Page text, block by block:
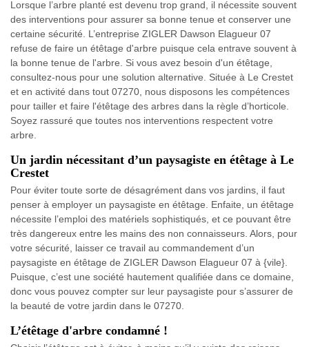
Lorsque l’arbre planté est devenu trop grand, il nécessite souvent
des interventions pour assurer sa bonne tenue et conserver une
certaine sécurité. L’entreprise ZIGLER Dawson Elagueur 07
refuse de faire un étêtage d'arbre puisque cela entrave souvent à
la bonne tenue de l'arbre. Si vous avez besoin d'un étêtage,
consultez-nous pour une solution alternative. Située à Le Crestet
et en activité dans tout 07270, nous disposons les compétences
pour tailler et faire l'étêtage des arbres dans la règle d’horticole.
Soyez rassuré que toutes nos interventions respectent votre
arbre.
Un jardin nécessitant d’un paysagiste en étêtage à Le
Crestet
Pour éviter toute sorte de désagrément dans vos jardins, il faut
penser à employer un paysagiste en étêtage. Enfaite, un étêtage
nécessite l’emploi des matériels sophistiqués, et ce pouvant être
très dangereux entre les mains des non connaisseurs. Alors, pour
votre sécurité, laisser ce travail au commandement d’un
paysagiste en étêtage de ZIGLER Dawson Elagueur 07 à {vile}.
Puisque, c’est une société hautement qualifiée dans ce domaine,
donc vous pouvez compter sur leur paysagiste pour s’assurer de
la beauté de votre jardin dans le 07270.
L’étêtage d'arbre condamné !